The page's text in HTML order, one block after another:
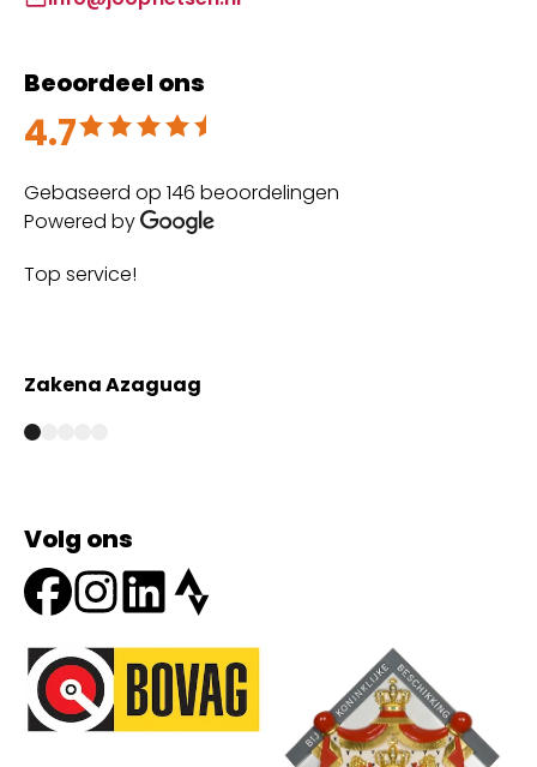
Beoordeel ons
4.7
Beoordeeld met 4.7 uit 5
Gebaseerd op 146 beoordelingen
Powered by
Top service!
Zakena Azaguag
Volg ons
Onze partners